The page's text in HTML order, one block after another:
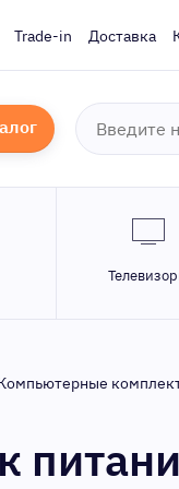
Trade-in Доставка